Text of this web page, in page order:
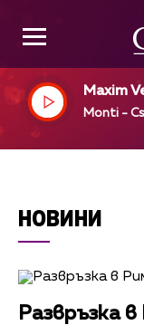
Maxim
no
Monti -
НОВИНИ
Развръзка